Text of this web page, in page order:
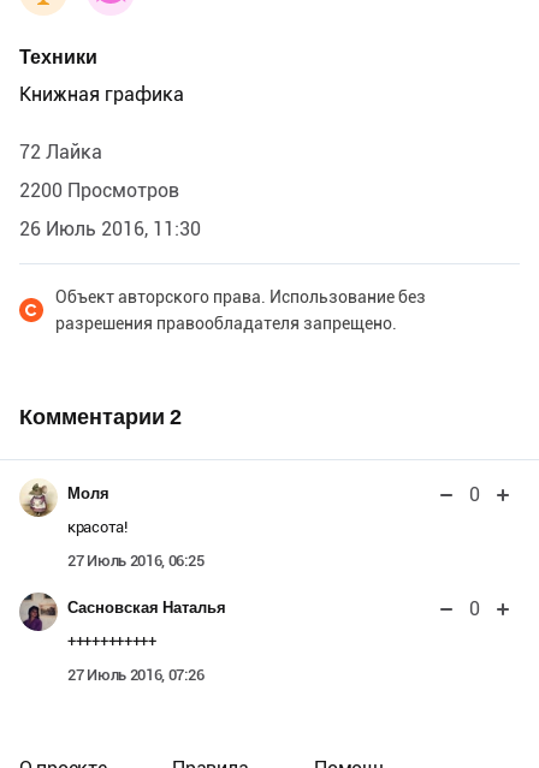
Техники
Книжная графика
72 Лайка
2200 Просмотров
26 Июль 2016, 11:30
Объект авторского права. Использование без
разрешения правообладателя запрещено.
Комментарии 2
Моля 0
красота!
27 Июль 2016, 06:25
Сасновская Наталья 0
+++++++++++
27 Июль 2016, 07:26